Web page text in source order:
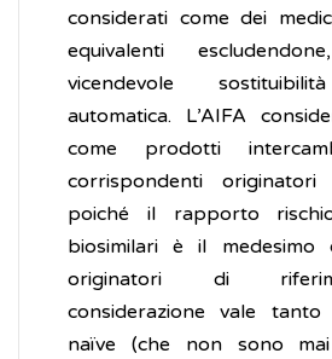
considerati come dei
equivalenti
vicendevole
automatica. L’AIFA
come prodotti
corrispondenti
poiché il rapporto
biosimilari è il medesimo
originatori di
considerazione vale
naïve (che non sono